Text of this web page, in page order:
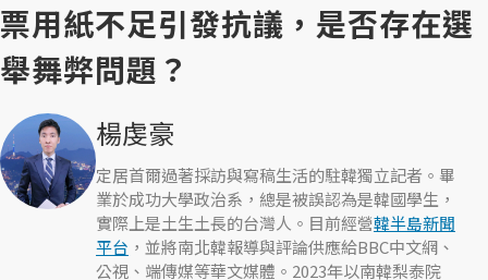
票用紙不足引發抗議，是否存在選
舉舞弊問題？
楊虔豪
定居首爾過著採訪與寫稿生活的駐韓獨立記者。畢
業於成功大學政治系，總是被誤認為是韓國學生，
實際上是土生土長的台灣人。目前經營韓半島新聞
平台 ，並將南北韓報導與評論供應給BBC中文網、
公視、端傳媒等華文媒體。2023年以南韓梨泰院